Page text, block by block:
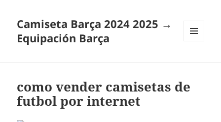
Camiseta Barça 2024 2025 →
Equipación Barça
como vender camisetas de
futbol por internet